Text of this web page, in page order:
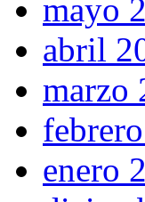
mayo
abril
marzo
enero